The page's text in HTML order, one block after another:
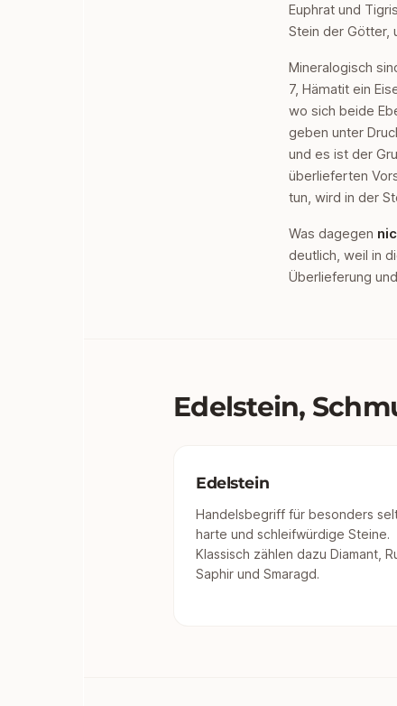
Euphrat und
Stein der Götter,
Mineralogisch
7, Hämatit ein
wo sich beide
geben unter
und es ist der
überlieferten
tun, wird in der
Was dagegen
deutlich, weil in
Überlieferung
Edelstein,
Edelstein
Handelsbegriff für besonders
harte und schleifwürdige Steine.
Klassisch zählen dazu Diamant,
Saphir und Smaragd.